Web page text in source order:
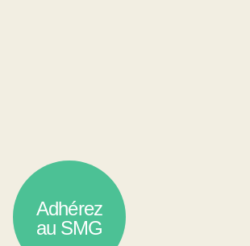
Adhérez
au SMG